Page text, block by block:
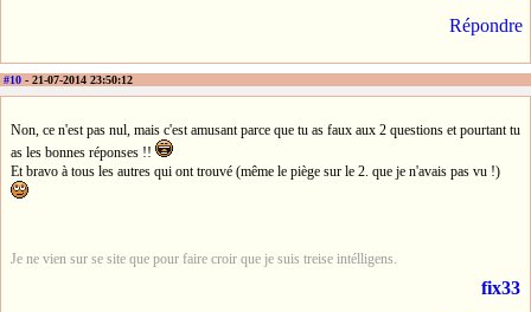
Répondre
#10 - 21-07-2014 23:50:12
Non, ce n'est pas nul, mais c'est amusant parce que tu as faux aux 2 questions et pourtant tu
as les bonnes réponses !!
Et bravo à tous les autres qui ont trouvé (même le piège sur le 2. que je n'avais pas vu !)
Je ne vien sur se site que pour faire croir que je suis treise intélligens.
fix33